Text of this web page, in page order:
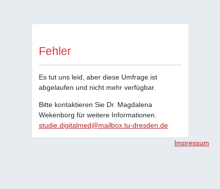
Fehler
Es tut uns leid, aber diese Umfrage ist
abgelaufen und nicht mehr verfügbar.
Bitte kontaktieren Sie Dr. Magdalena
Wekenborg für weitere Informationen.
studie.digitalmed@mailbox.tu-dresden.de
Impressum